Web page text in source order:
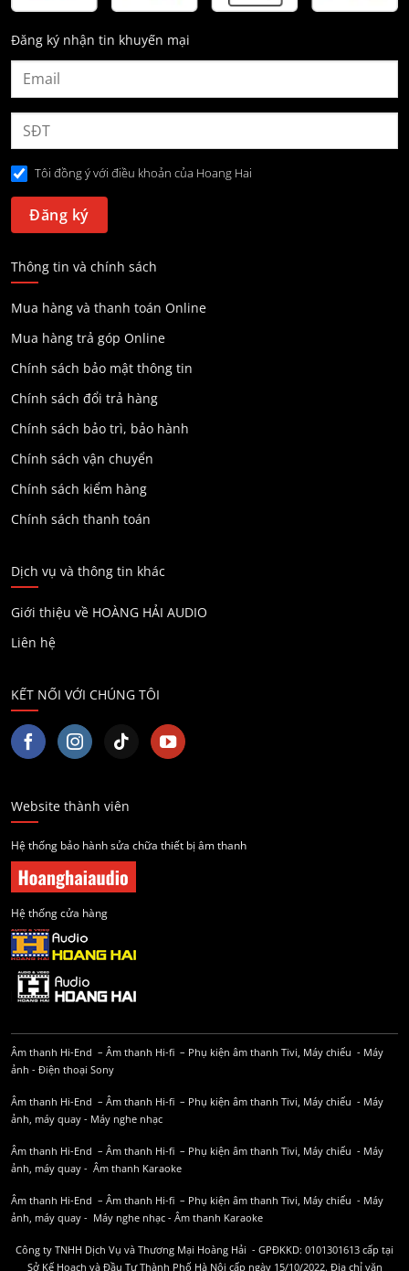
Đăng ký nhận tin khuyến mại
Tôi đồng ý với điều khoản của Hoang Hai
Thông tin và chính sách
Mua hàng và thanh toán Online
Mua hàng trả góp Online
Chính sách bảo mật thông tin
Chính sách đổi trả hàng
Chính sách bảo trì, bảo hành
Chính sách vận chuyển
Chính sách kiểm hàng
Chính sách thanh toán
Dịch vụ và thông tin khác
Giới thiệu về HOÀNG HẢI AUDIO
Liên hệ
KẾT NỐI VỚI CHÚNG TÔI
Website thành viên
Hệ thống bảo hành sửa chữa thiết bị âm thanh
Hệ thống cửa hàng
Âm thanh Hi-End – Âm thanh Hi-fi – Phụ kiện âm thanh Tivi, Máy chiếu - Máy
ảnh - Điện thoại Sony
Âm thanh Hi-End – Âm thanh Hi-fi – Phụ kiện âm thanh Tivi, Máy chiếu - Máy
ảnh, máy quay - Máy nghe nhạc
Âm thanh Hi-End – Âm thanh Hi-fi – Phụ kiện âm thanh Tivi, Máy chiếu - Máy
ảnh, máy quay - Âm thanh Karaoke
Âm thanh Hi-End – Âm thanh Hi-fi – Phụ kiện âm thanh Tivi, Máy chiếu - Máy
ảnh, máy quay - Máy nghe nhạc - Âm thanh Karaoke
Công ty TNHH Dịch Vụ và Thương Mại Hoàng Hải - GPĐKKD: 0101301613 cấp tại
Sở Kế Hoạch và Đầu Tư Thành Phố Hà Nội cấp ngày 15/10/2022. Địa chỉ văn